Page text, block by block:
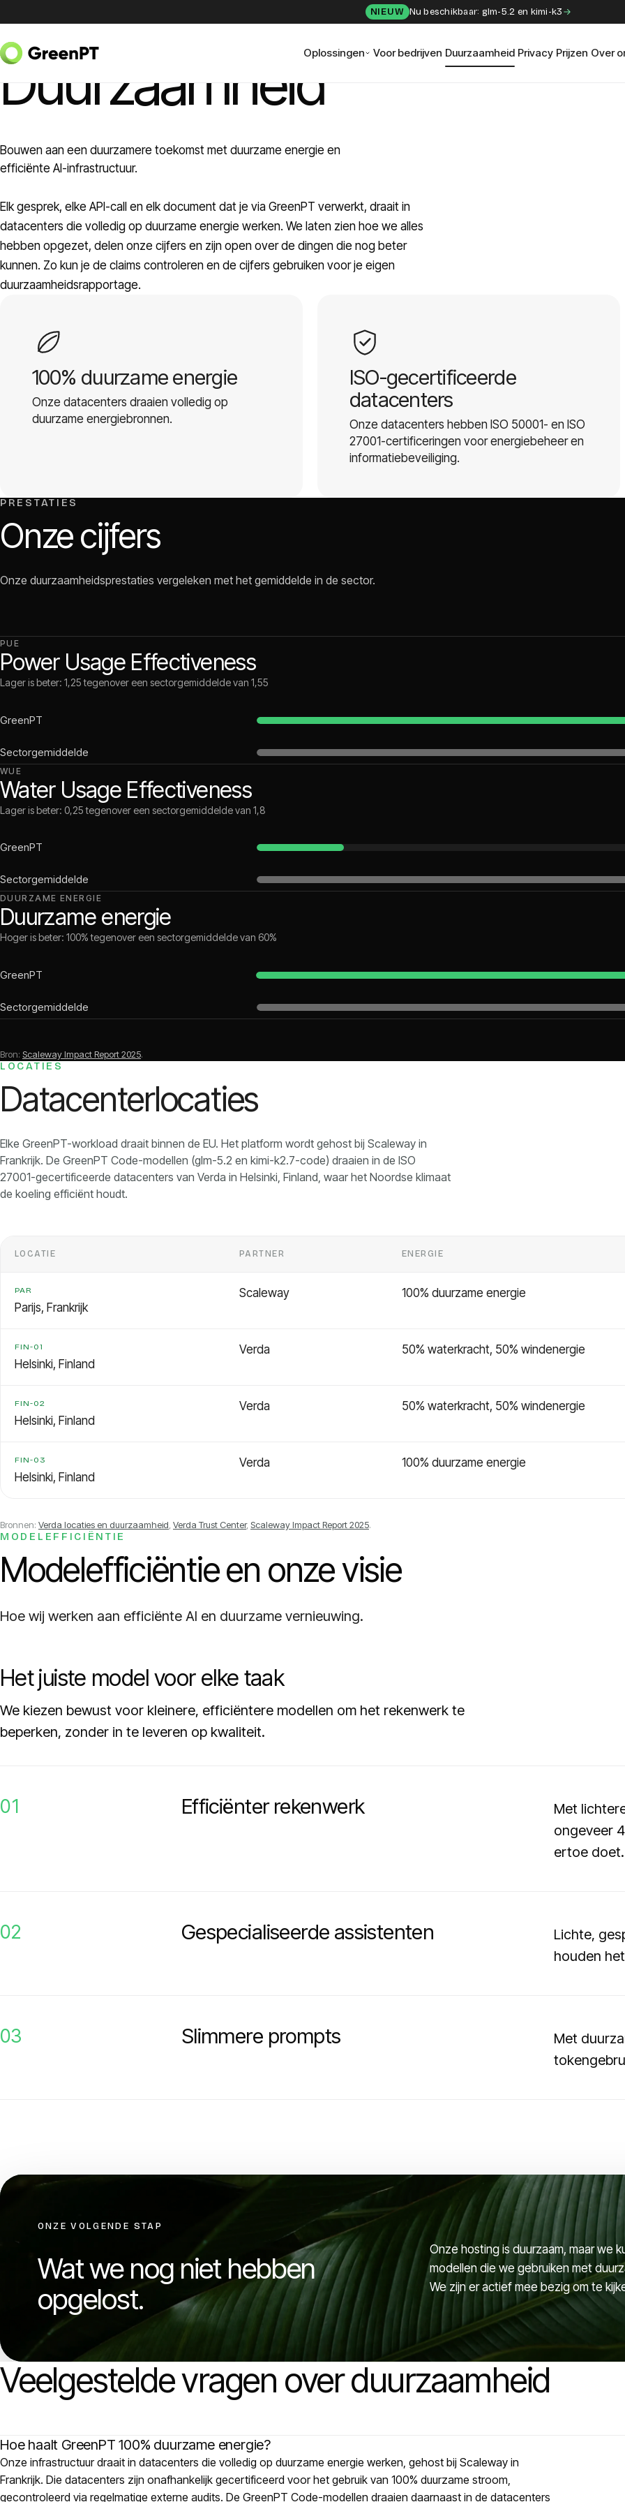
NIEUW Nu beschikbaar: glm-5.2 en kimi-k3
Oplossingen Voor bedrijven Duurzaamheid Privacy Prijzen Over
GREENPT DUURZAAMHEID
Duurzaamheid
Bouwen aan een duurzamere toekomst met duurzame energie en
efficiënte AI-infrastructuur.
Elk gesprek, elke API-call en elk document dat je via GreenPT verwerkt, draait in
datacenters die volledig op duurzame energie werken. We laten zien hoe we alles
hebben opgezet, delen onze cijfers en zijn open over de dingen die nog beter
kunnen. Zo kun je de claims controleren en de cijfers gebruiken voor je eigen
duurzaamheidsrapportage.
100% duurzame energie
Onze datacenters draaien volledig op
duurzame energiebronnen.
ISO-gecertificeerde
datacenters
Onze datacenters hebben ISO 50001- en ISO
27001-certificeringen voor energiebeheer en
informatiebeveiliging.
PRESTATIES
Onze cijfers
Onze duurzaamheidsprestaties vergeleken met het gemiddelde in de sector.
PUE
Power Usage Effectiveness
Lager is beter: 1,25 tegenover een sectorgemiddelde van 1,55
GreenPT
Sectorgemiddelde
WUE
Water Usage Effectiveness
Lager is beter: 0,25 tegenover een sectorgemiddelde van 1,8
GreenPT
Sectorgemiddelde
DUURZAME ENERGIE
Duurzame energie
Hoger is beter: 100% tegenover een sectorgemiddelde van 60%
GreenPT
Sectorgemiddelde
Bron: Scaleway Impact Report 2025.
LOCATIES
Datacenterlocaties
Elke GreenPT-workload draait binnen de EU. Het platform wordt gehost bij Scaleway in
Frankrijk. De GreenPT Code-modellen (glm-5.2 en kimi-k2.7-code) draaien in de ISO
27001-gecertificeerde datacenters van Verda in Helsinki, Finland, waar het Noordse klimaat
de koeling efficiënt houdt.
LOCATIE PARTNER ENERGIE
PAR
Parijs, Frankrijk
Scaleway 100% duurzame energie
FIN-01
Helsinki, Finland
Verda 50% waterkracht, 50% windenergie
FIN-02
Helsinki, Finland
Verda 50% waterkracht, 50% windenergie
FIN-03
Helsinki, Finland
Verda 100% duurzame energie
Bronnen: Verda locaties en duurzaamheid Verda Trust Center, Scaleway Impact Report 2025.
MODELEFFICIËNTIE
Modelefficiëntie en onze visie
Hoe wij werken aan efficiënte AI en duurzame vernieuwing.
Het juiste model voor elke taak
We kiezen bewust voor kleinere, efficiëntere modellen om het rekenwerk te
beperken, zonder in te leveren op kwaliteit.
01 Efficiënter rekenwerk
Met
ongeveer
ertoe doet.
02 Gespecialiseerde assistenten
Lichte,
houden
03 Slimmere prompts
Met
ONZE VOLGENDE STAP
Wat we nog niet hebben
opgelost.
Onze hosting is duurzaam, maar we
modellen die we gebruiken met
We zijn er actief mee bezig om te
Veelgestelde vragen over duurzaamheid
Hoe haalt GreenPT 100% duurzame energie?
Onze infrastructuur draait in datacenters die volledig op duurzame energie werken, gehost bij Scaleway in
Frankrijk. Die datacenters zijn onafhankelijk gecertificeerd voor het gebruik van 100% duurzame stroom,
gecontroleerd via regelmatige externe audits. De GreenPT Code-modellen draaien daarnaast in de datacenters